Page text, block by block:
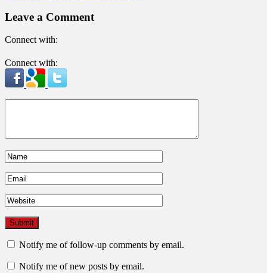
Leave a Comment
Connect with:
Connect with:
Notify me of follow-up comments by email.
Notify me of new posts by email.